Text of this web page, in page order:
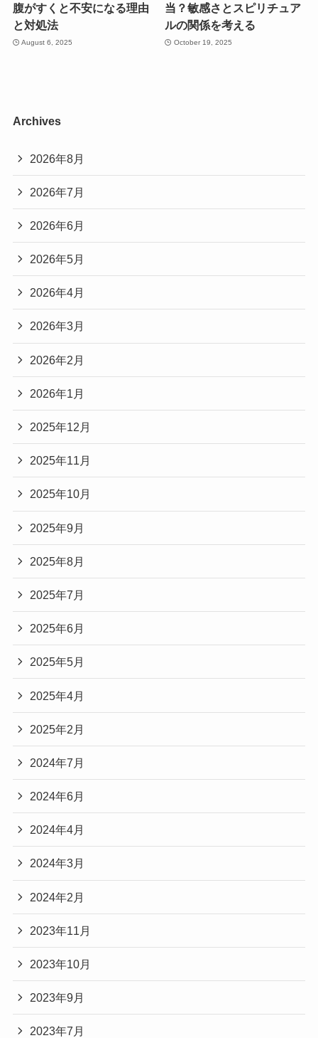
腹がすくと不安になる理由
と対処法
August 6, 2025
当？敏感さとスピリチュア
ルの関係を考える
October 19, 2025
Archives
2026年8月
2026年7月
2026年6月
2026年5月
2026年4月
2026年3月
2026年2月
2026年1月
2025年12月
2025年11月
2025年10月
2025年9月
2025年8月
2025年7月
2025年6月
2025年5月
2025年4月
2025年2月
2024年7月
2024年6月
2024年4月
2024年3月
2024年2月
2023年11月
2023年10月
2023年9月
2023年7月